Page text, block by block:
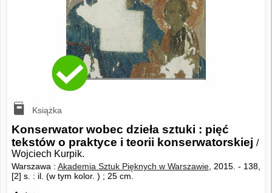
Książka
Konserwator wobec dzieła sztuki : pięć
tekstów o praktyce i teorii konserwatorskiej /
Wojciech Kurpik.
Warszawa : Akademia Sztuk Pięknych w Warszawie, 2015. - 138,
[2] s. : il. (w tym kolor. ) ; 25 cm.